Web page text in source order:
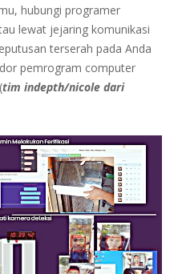
hubungi programer
lewat jejaring komunikasi
terserah pada Anda
pemrogram computer
tim indepth/nicole dari